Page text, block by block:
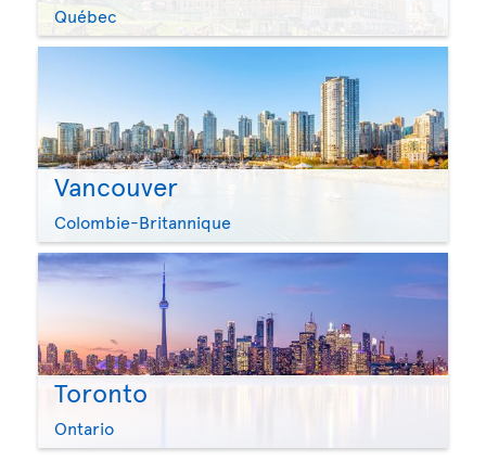
Québec
Vancouver
Colombie-Britannique
Toronto
Ontario